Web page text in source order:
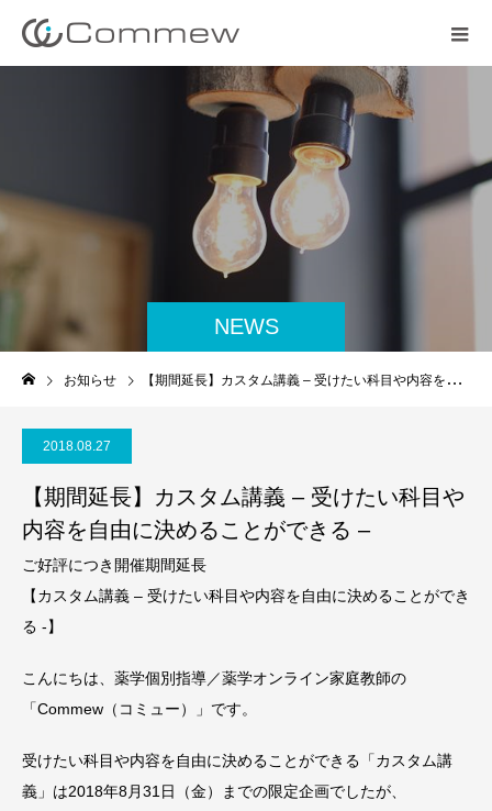
NEWS
お知らせ 【期間延長】カスタム講義 – 受けたい科目や内容を自由に決めることができる –
2018.08.27
【期間延長】カスタム講義 – 受けたい科目や
内容を自由に決めることができる –
ご好評につき開催期間延長
【カスタム講義 – 受けたい科目や内容を自由に決めることができ
る -】
こんにちは、薬学個別指導／薬学オンライン家庭教師の
「Commew（コミュー）」です。
受けたい科目や内容を自由に決めることができる「カスタム講
義」は2018年8月31日（金）までの限定企画でしたが、